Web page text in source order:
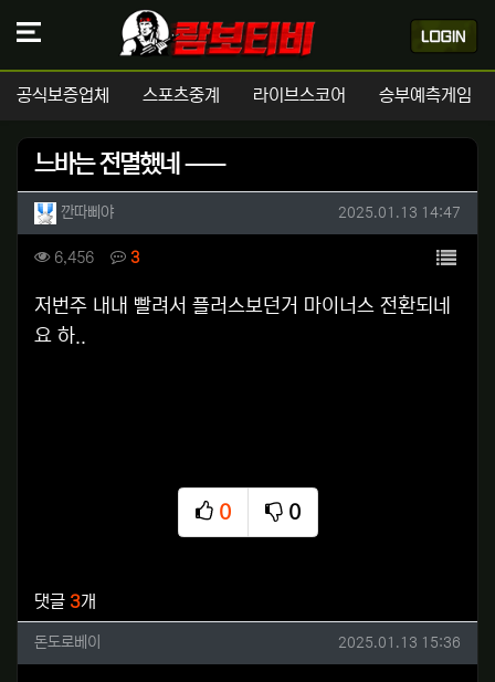
공식보증업체 스포츠중계 라이브스코어 승부예측게임
느바는 전멸했네 ㅡㅡ
작성자 정보
깐따삐야작성 작성일
2025.01.13 14:47
컨텐츠 정보
6,456조회 3댓글 목록
본문
저번주 내내 빨려서 플러스보던거 마이너스 전환되네
요 하..
0
추천
0
비추천
댓글 3개
돈도로베이님의 댓글
돈도로베이 작성일
2025.01.13 15:36